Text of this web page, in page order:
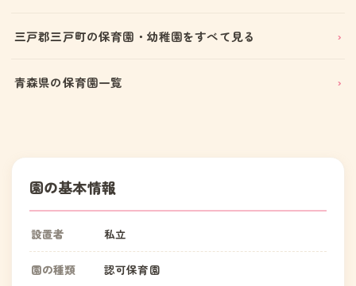
三戸郡三戸町の保育園・幼稚園をすべて見る
青森県の保育園一覧
園の基本情報
設置者 私立
園の種類 認可保育園